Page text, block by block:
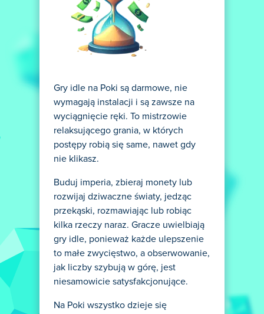
Gry idle na Poki są darmowe, nie
wymagają instalacji i są zawsze na
wyciągnięcie ręki. To mistrzowie
relaksującego grania, w których
postępy robią się same, nawet gdy
nie klikasz.
Buduj imperia, zbieraj monety lub
rozwijaj dziwaczne światy, jedząc
przekąski, rozmawiając lub robiąc
kilka rzeczy naraz. Gracze uwielbiają
gry idle, ponieważ każde ulepszenie
to małe zwycięstwo, a obserwowanie,
jak liczby szybują w górę, jest
niesamowicie satysfakcjonujące.
Na Poki wszystko dzieje się